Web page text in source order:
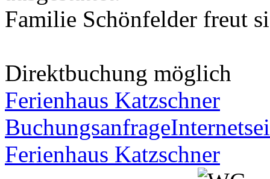
Familie Schönfelder freut
Direktbuchung möglich
Ferienhaus Katzschner
Buchungsanfrage
Ferienhaus Katzschner